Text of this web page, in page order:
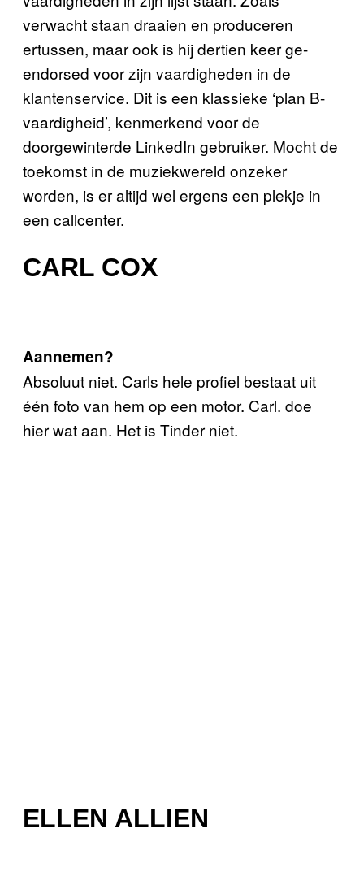
verwacht staan draaien en produceren
ertussen, maar ook is hij dertien keer ge-
endorsed voor zijn vaardigheden in de
klantenservice. Dit is een klassieke ‘plan B-
vaardigheid’, kenmerkend voor de
doorgewinterde LinkedIn gebruiker. Mocht de
toekomst in de muziekwereld onzeker
worden, is er altijd wel ergens een plekje in
een callcenter.
CARL COX
Aannemen?
Absoluut niet. Carls hele profiel bestaat uit
één foto van hem op een motor. Carl. doe
hier wat aan. Het is Tinder niet.
ELLEN ALLIEN